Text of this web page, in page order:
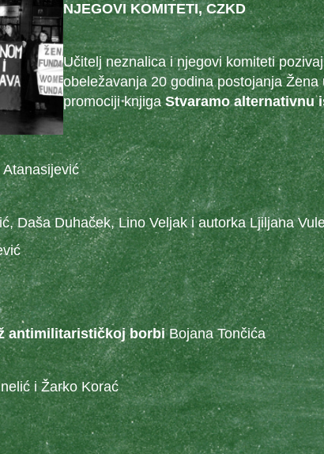
NJEGOVI KOMITETI, CZKD
Učitelj neznalica i njegovi komiteti
obeležavanja 20 godina postojanja
promociji knjigaStvaramo alternativnu
Daša Duhaček, Lino Veljak i autorka Ljiljana
antimilitarističkoj borbiBojana Tončića
i Žarko Korać